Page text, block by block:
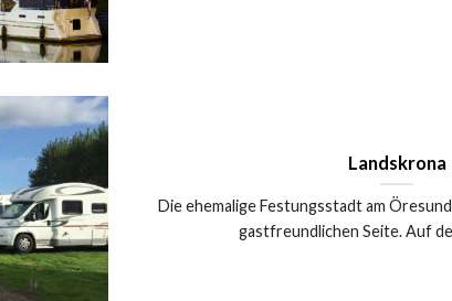
Landskrona
Die ehemalige Festungsstadt am
gastfreundlichen Seite. Auf